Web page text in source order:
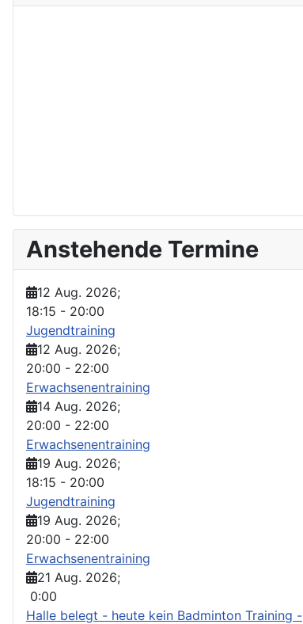
Anstehende Termine
12 Aug. 2026;
18:15 - 20:00
Jugendtraining
12 Aug. 2026;
20:00 - 22:00
Erwachsenentraining
14 Aug. 2026;
20:00 - 22:00
Erwachsenentraining
19 Aug. 2026;
18:15 - 20:00
Jugendtraining
19 Aug. 2026;
20:00 - 22:00
Erwachsenentraining
21 Aug. 2026;
0:00
Halle belegt - heute kein Badminton Training -